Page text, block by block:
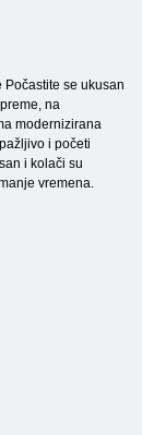
Počastite se ukusan
na
modernizirana
i početi
i kolači su
vremena.